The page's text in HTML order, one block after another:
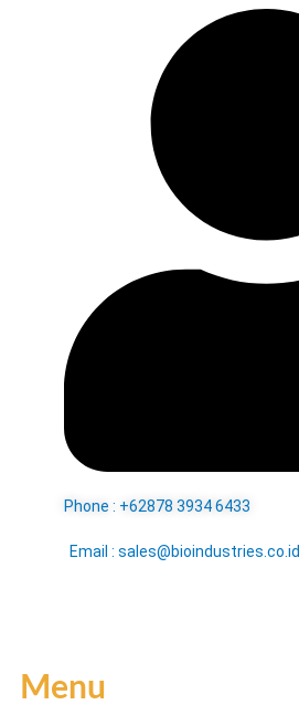
Phone : +62878 3934 6433
Email : sales@bioindustries.co.id
Menu